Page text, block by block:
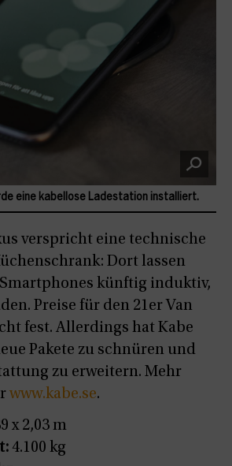
verspricht eine technische
Dort lassen
künftig induktiv,
Preise für den 21er Van
fest. Allerdings hat Kabe
Pakete zu schnüren und
zu erweitern. Mehr
www.kabe.se.
x 2,03 m
4.100 kg
eine kabellose Ladestation installiert.